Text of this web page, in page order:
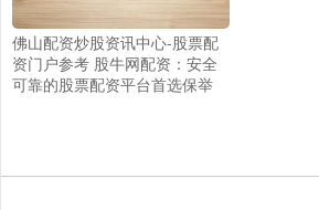
佛山配资炒股资讯中心-股票配
资门户参考 股牛网配资：安全
可靠的股票配资平台首选保举
上证综指 3940.04